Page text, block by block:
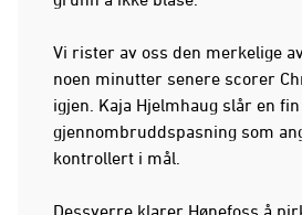
Vi rister av oss den merkelige
noen minutter senere scorer
igjen. Kaja Hjelmhaug slår en fin
gjennombruddspasning som
kontrollert i mål.
Dessverre klarer Hønefoss å